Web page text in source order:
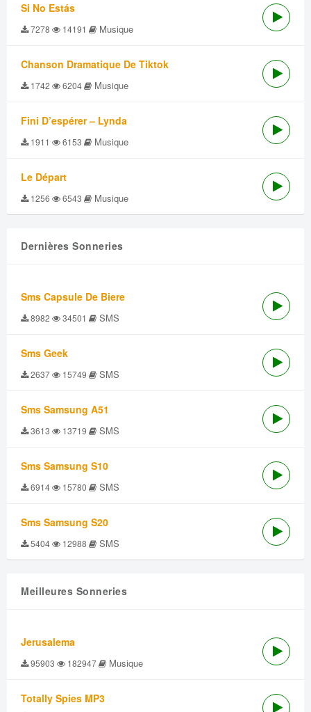
Si No Estás
7278 14191 Musique
Chanson Dramatique De Tiktok
1742 6204 Musique
Fini D’espérer – Lynda
1911 6153 Musique
Le Départ
1256 6543 Musique
Dernières Sonneries
Sms Capsule De Biere
8982 34501 SMS
Sms Geek
2637 15749 SMS
Sms Samsung A51
3613 13719 SMS
Sms Samsung S10
6914 15780 SMS
Sms Samsung S20
5404 12988 SMS
Meilleures Sonneries
Jerusalema
95903 182947 Musique
Totally Spies MP3